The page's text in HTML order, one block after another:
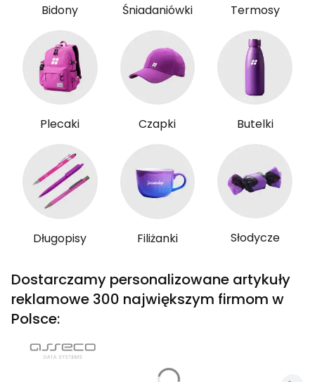
Bidony Śniadaniówki Termosy
Plecaki Czapki Butelki
Długopisy Filiżanki Słodycze
Dostarczamy personalizowane artykuły
reklamowe 300 największym firmom w
Polsce: